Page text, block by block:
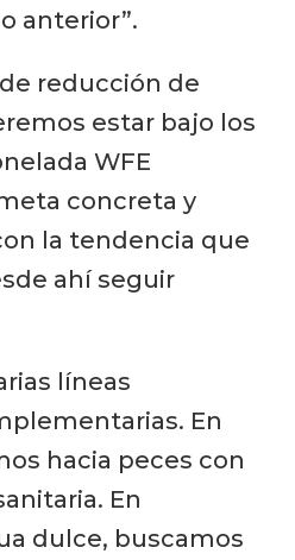
anterior”.
reducción de
estar bajo los
WFE
concreta y
la tendencia que
ahí seguir
líneas
En
hacia peces con
En
dulce, buscamos